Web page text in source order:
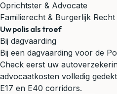
Oprichtster & Advocate
Familierecht & Burgerlijk Recht
Uw polis als troef
Bij dagvaarding
Bij een dagvaarding voor de
Check eerst uw
advocaatkosten volledig
E17 en E40 corridors.